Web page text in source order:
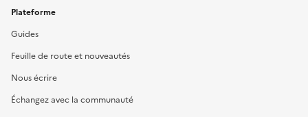
Plateforme
Guides
Feuille de route et nouveautés
Nous écrire
Échangez avec la communauté